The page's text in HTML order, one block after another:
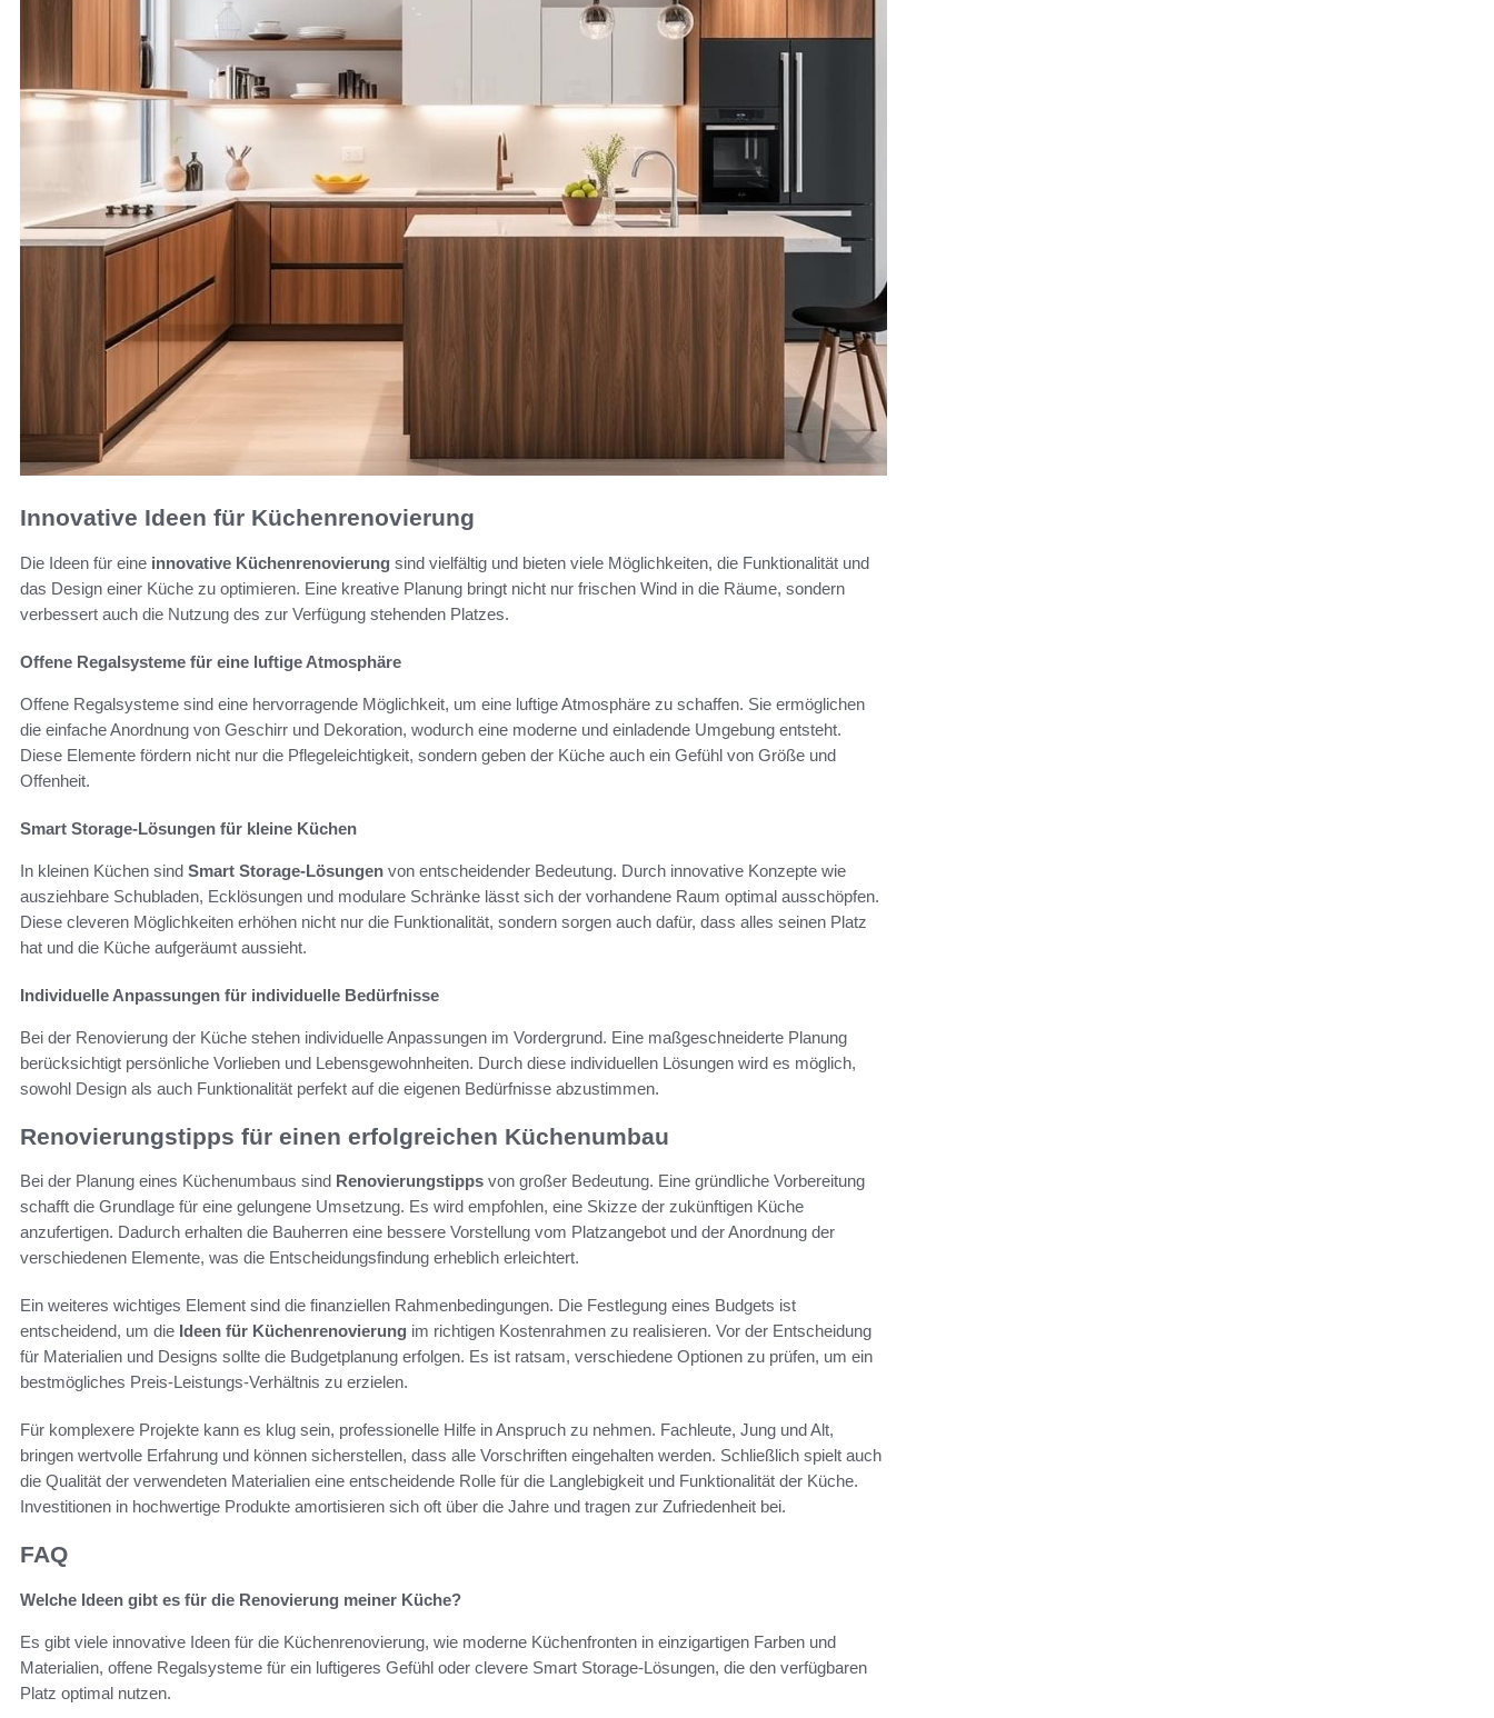
Innovative Ideen für Küchenrenovierung
Die Ideen für eine innovative Küchenrenovierung sind vielfältig und bieten viele Möglichkeiten, die Funktionalität und
das Design einer Küche zu optimieren. Eine kreative Planung bringt nicht nur frischen Wind in die Räume, sondern
verbessert auch die Nutzung des zur Verfügung stehenden Platzes.
Offene Regalsysteme für eine luftige Atmosphäre
Offene Regalsysteme sind eine hervorragende Möglichkeit, um eine luftige Atmosphäre zu schaffen. Sie ermöglichen
die einfache Anordnung von Geschirr und Dekoration, wodurch eine moderne und einladende Umgebung entsteht.
Diese Elemente fördern nicht nur die Pflegeleichtigkeit, sondern geben der Küche auch ein Gefühl von Größe und
Offenheit.
Smart Storage-Lösungen für kleine Küchen
In kleinen Küchen sind Smart Storage-Lösungen von entscheidender Bedeutung. Durch innovative Konzepte wie
ausziehbare Schubladen, Ecklösungen und modulare Schränke lässt sich der vorhandene Raum optimal ausschöpfen.
Diese cleveren Möglichkeiten erhöhen nicht nur die Funktionalität, sondern sorgen auch dafür, dass alles seinen Platz
hat und die Küche aufgeräumt aussieht.
Individuelle Anpassungen für individuelle Bedürfnisse
Bei der Renovierung der Küche stehen individuelle Anpassungen im Vordergrund. Eine maßgeschneiderte Planung
berücksichtigt persönliche Vorlieben und Lebensgewohnheiten. Durch diese individuellen Lösungen wird es möglich,
sowohl Design als auch Funktionalität perfekt auf die eigenen Bedürfnisse abzustimmen.
Renovierungstipps für einen erfolgreichen Küchenumbau
Bei der Planung eines Küchenumbaus sind Renovierungstipps von großer Bedeutung. Eine gründliche Vorbereitung
schafft die Grundlage für eine gelungene Umsetzung. Es wird empfohlen, eine Skizze der zukünftigen Küche
anzufertigen. Dadurch erhalten die Bauherren eine bessere Vorstellung vom Platzangebot und der Anordnung der
verschiedenen Elemente, was die Entscheidungsfindung erheblich erleichtert.
Ein weiteres wichtiges Element sind die finanziellen Rahmenbedingungen. Die Festlegung eines Budgets ist
entscheidend, um die Ideen für Küchenrenovierung im richtigen Kostenrahmen zu realisieren. Vor der Entscheidung
für Materialien und Designs sollte die Budgetplanung erfolgen. Es ist ratsam, verschiedene Optionen zu prüfen, um ein
bestmögliches Preis-Leistungs-Verhältnis zu erzielen.
Für komplexere Projekte kann es klug sein, professionelle Hilfe in Anspruch zu nehmen. Fachleute, Jung und Alt,
bringen wertvolle Erfahrung und können sicherstellen, dass alle Vorschriften eingehalten werden. Schließlich spielt auch
die Qualität der verwendeten Materialien eine entscheidende Rolle für die Langlebigkeit und Funktionalität der Küche.
Investitionen in hochwertige Produkte amortisieren sich oft über die Jahre und tragen zur Zufriedenheit bei.
FAQ
Welche Ideen gibt es für die Renovierung meiner Küche?
Es gibt viele innovative Ideen für die Küchenrenovierung, wie moderne Küchenfronten in einzigartigen Farben und
Materialien, offene Regalsysteme für ein luftigeres Gefühl oder clevere Smart Storage-Lösungen, die den verfügbaren
Platz optimal nutzen.